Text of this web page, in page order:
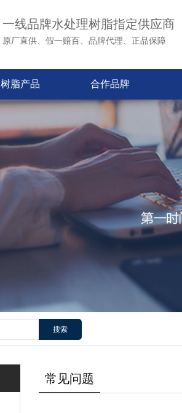
一线品牌水处理树脂指定供应商
原厂直供、假一赔百、品牌代理、正品保障
树脂产品 合作品牌
搜索
常见问题